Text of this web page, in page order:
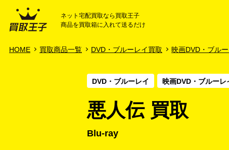
HOME
ネット宅配買取なら買取王子
商品を買取箱に入れて送るだけ
HOME 買取商品一覧 DVD・ブルーレイ買取 映画DVD・ブル
DVD・ブルーレイ 映画DVD・ブルーレ
悪人伝 買取
Blu-ray